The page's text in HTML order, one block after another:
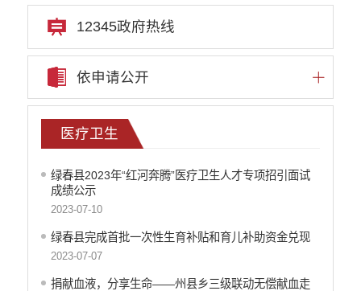
行政处罚和行政强制
行政事业性收费
政府集中采购
重大决策听证事项
重大决策预公开
财政资金直达基层
乡村振兴
12345政府热线
依申请公开
医疗卫生
绿春县2023年“红河奔腾”医疗卫生人才专项招引面试
成绩公示
2023-07-10
绿春县完成首批一次性生育补贴和育儿补助资金兑现
2023-07-07
捐献血液，分享生命——州县乡三级联动无偿献血走